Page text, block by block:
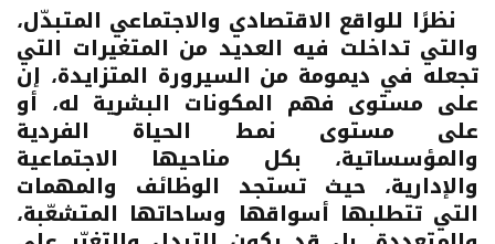
نظرًا للواقع الاقتصادي والاجتماعي المتبدّل،
والتي تداخلت فيه العديد من المتغيرات التي
تجعله في ديمومة من السيرورة المتزايدة، إن
على مستوى فهم المكونات البشرية له، أو
على مستوى نمط الحياة الفردية
والمؤسساتية، بكل مناحيها الاجتماعية
والإدارية، حيث تستجد الوظائف والمهمات
التي تتطلبها أسواقها وساحاتها المتشعّبة،